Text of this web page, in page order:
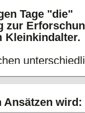
Tage "die"
zur
Kleinkindalter.
Ansätzen wird: